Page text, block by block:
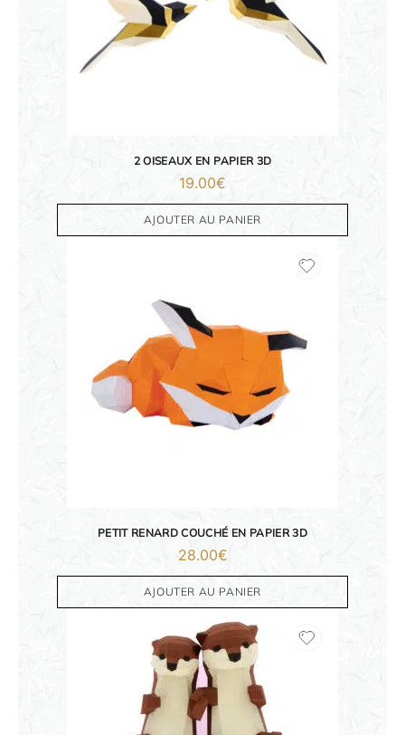
2 OISEAUX EN PAPIER 3D
19.00€
AJOUTER AU PANIER
PETIT RENARD COUCHÉ EN PAPIER 3D
28.00€
AJOUTER AU PANIER